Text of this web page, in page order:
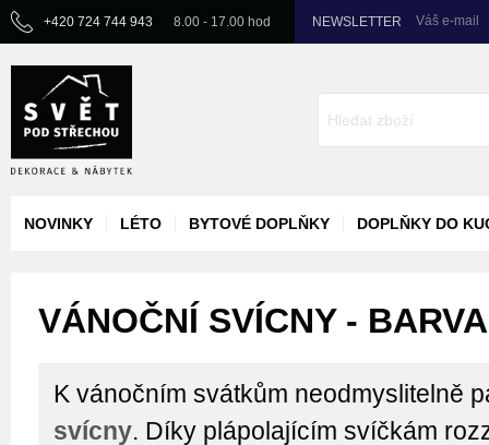
+420 724 744 943 8.00 - 17.00 hod NEWSLETTER Váš e-mail
NOVINKY LÉTO BYTOVÉ DOPLŇKY DOPLŇKY DO
VÁNOČNÍ SVÍCNY -
K vánočním svátkům neodmyslitelně
svícny. Díky plápolajícím svíčkám